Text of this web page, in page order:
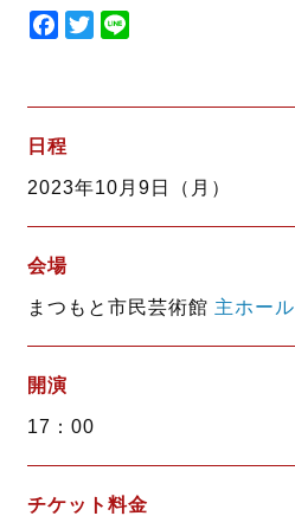
F
e
b
o
k
T
t
r
e
日程
2023年10月9日（月）
会場
まつもと市民芸術館 主ホール
開演
17：00
チケット料金